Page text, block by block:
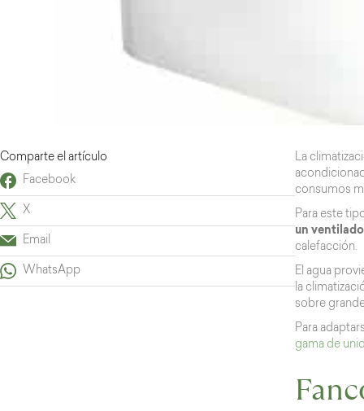
Comparte el artículo
Facebook
X
Email
WhatsApp
La
consumos
Para este
un
calefacción.
El agua
la
sobre
Para
gama de